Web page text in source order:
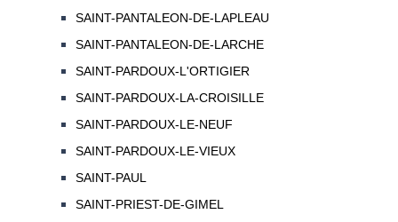
SAINT-PANTALEON-DE-LAPLEAU
SAINT-PANTALEON-DE-LARCHE
SAINT-PARDOUX-L'ORTIGIER
SAINT-PARDOUX-LA-CROISILLE
SAINT-PARDOUX-LE-NEUF
SAINT-PARDOUX-LE-VIEUX
SAINT-PAUL
SAINT-PRIEST-DE-GIMEL